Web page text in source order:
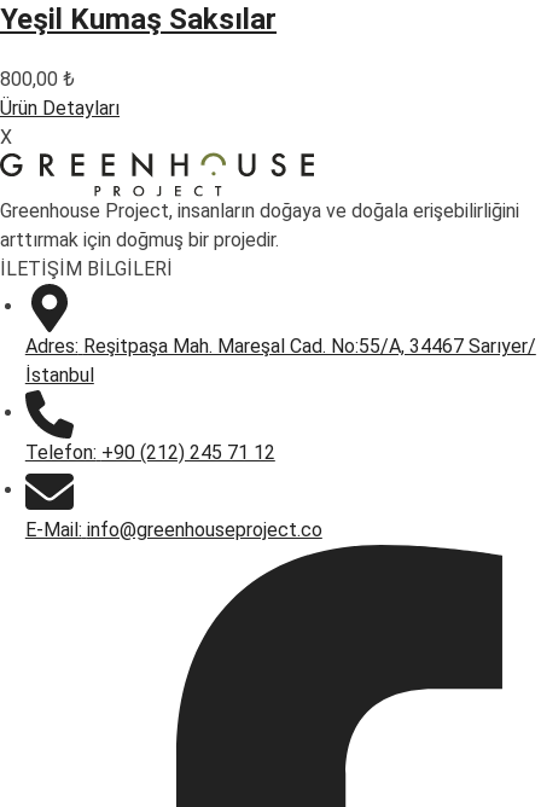
Yeşil Kumaş Saksılar
800,00 ₺
Ürün Detayları
X
Greenhouse Project, insanların doğaya ve doğala erişebilirliğini
arttırmak için doğmuş bir projedir.
İLETİŞİM BİLGİLERİ
Adres: Reşitpaşa Mah. Mareşal Cad. No:55/A, 34467 Sarıyer/
İstanbul
Telefon: +90 (212) 245 71 12
E-Mail: info@greenhouseproject.co